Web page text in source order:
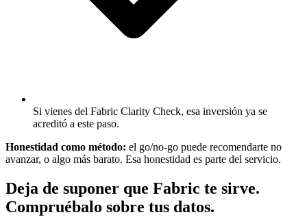
Si vienes del Fabric Clarity Check, esa inversión ya se
acreditó a este paso.
Honestidad como método: el go/no-go puede recomendarte no
avanzar, o algo más barato. Esa honestidad es parte del servicio.
Deja de suponer que Fabric te sirve.
Compruébalo sobre tus datos.